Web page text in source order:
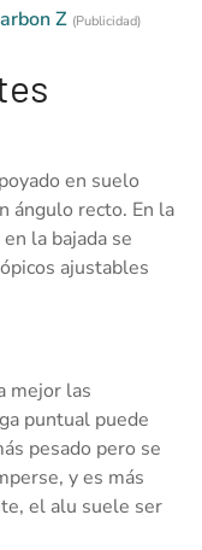
Z (Publicidad)
en suelo
ángulo recto. En la
la bajada se
ajustables
mejor las
puntual puede
pesado pero se
y es más
el alu suele ser